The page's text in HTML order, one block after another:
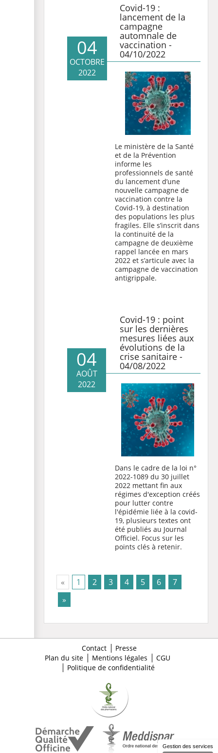
Covid-19 :
lancement de la
campagne
automnale de
vaccination -
04/10/2022
04
OCTOBRE
2022
Le ministère de la Santé
et de la Prévention
informe les
professionnels de santé
du lancement d’une
nouvelle campagne de
vaccination contre la
Covid-19, à destination
des populations les plus
fragiles. Elle s’inscrit dans
la continuité de la
campagne de deuxième
rappel lancée en mars
2022 et s’articule avec la
campagne de vaccination
antigrippale.
Covid-19 : point
sur les dernières
mesures liées aux
évolutions de la
crise sanitaire -
04/08/2022
04
AOÛT
2022
Dans le cadre de la loi n°
2022-1089 du 30 juillet
2022 mettant fin aux
régimes d'exception créés
pour lutter contre
l'épidémie liée à la covid-
19, plusieurs textes ont
été publiés au Journal
Officiel. Focus sur les
points clés à retenir.
« 1 (current)
2 3 4 5 6
7
»
Contact
Presse
Plan du site
Mentions légales
CGU
Politique de confidentialité
Gestion des services